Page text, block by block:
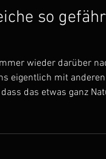
so
wieder darüber
eigentlich mit anderen
das etwas ganz
zu beobachten. Man
auf großen Bühnen,